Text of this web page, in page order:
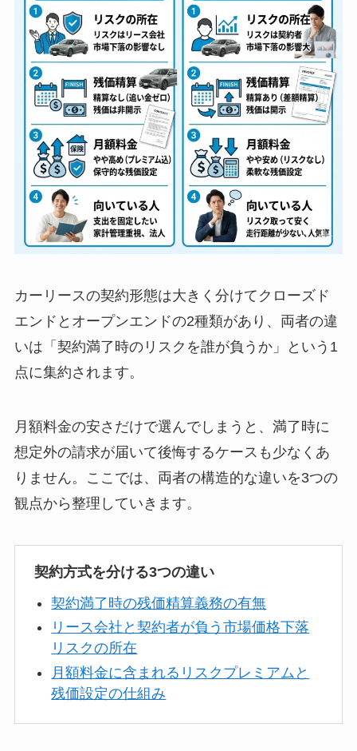
カーリースの契約形態は大きく分けてクローズド
エンドとオープンエンドの2種類があり、両者の違
いは「契約満了時のリスクを誰が負うか」という1
点に集約されます。
月額料金の安さだけで選んでしまうと、満了時に
想定外の請求が届いて後悔するケースも少なくあ
りません。ここでは、両者の構造的な違いを3つの
観点から整理していきます。
契約方式を分ける3つの違い
契約満了時の残価精算義務の有無
リース会社と契約者が負う市場価格下落
リスクの所在
月額料金に含まれるリスクプレミアムと
残価設定の仕組み